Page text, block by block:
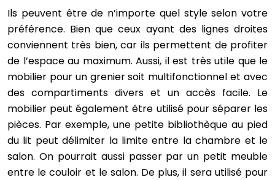
Ils peuvent être de n’importe quel style selon votre
préférence. Bien que ceux ayant des lignes droites
conviennent très bien, car ils permettent de profiter
de l’espace au maximum. Aussi, il est très utile que le
mobilier pour un grenier soit multifonctionnel et avec
des compartiments divers et un accès facile. Le
mobilier peut également être utilisé pour séparer les
pièces. Par exemple, une petite bibliothèque au pied
du lit peut délimiter la limite entre la chambre et le
salon. On pourrait aussi passer par un petit meuble
entre le couloir et le salon. De plus, il sera utilisé pour